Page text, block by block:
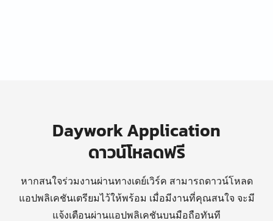
Daywork Application
ดาวน์โหลดฟรี
หากสนใจร่วมงานผ่านทางเดย์เวิร์ค สามารถดาวน์โหลด
แอปพลิเคชันเตรียมไว้ให้พร้อม เมื่อมีงานที่คุณสนใจ จะมี
แจ้งเตือนผ่านแอปพลิเคชันบนมือถือทันที